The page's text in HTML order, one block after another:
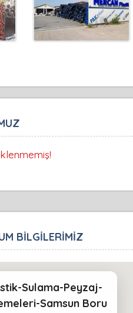
BİLGİLERİMİZ
Sulama-Peyzaj-
Samsun Boru